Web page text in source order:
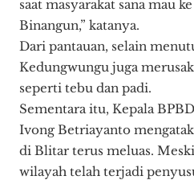
saat masyarakat sana mau
Binangun,” katanya.
Dari pantauan, selain
Kedungwungu juga
seperti tebu dan padi.
Sementara itu, Kepala
Ivong Betriayanto
di Blitar terus meluas.
wilayah telah terjadi